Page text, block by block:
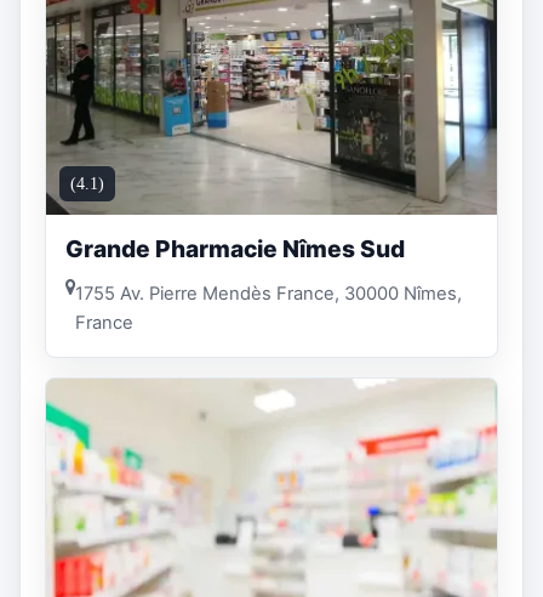
(4.1)
Grande Pharmacie Nîmes Sud
1755 Av. Pierre Mendès France, 30000 Nîmes,
France